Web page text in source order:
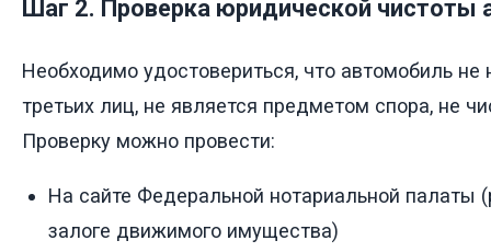
Шаг 2. Проверка юридической чистоты
Необходимо удостовериться, что автомобиль не
третьих лиц, не является предметом спора, не
Проверку можно провести:
На сайте Федеральной нотариальной палаты
залоге движимого имущества)